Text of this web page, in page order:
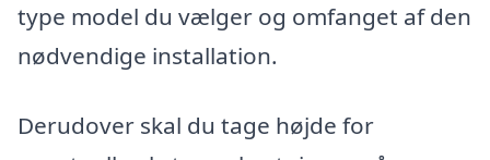
type model du vælger og omfanget af den
nødvendige installation.
Derudover skal du tage højde for